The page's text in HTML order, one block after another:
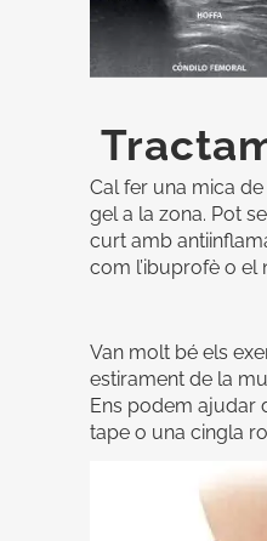
Cal fer una mica
gel a la zona. Pot
curt amb
com l’ibuprofè o el
Van molt bé els
estirament de la
Ens podem ajudar
tape o una cingla